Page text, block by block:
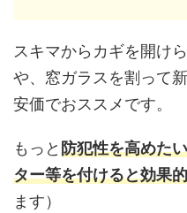
スキマからカギを開け
や、窓ガラスを割って
安価でおススメです。
もっと防犯性を高めた
ター等を付けると効果
ます）